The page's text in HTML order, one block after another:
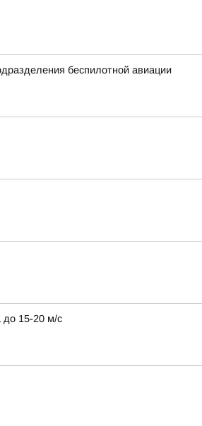
беспилотной авиации
до 15-20 м/с